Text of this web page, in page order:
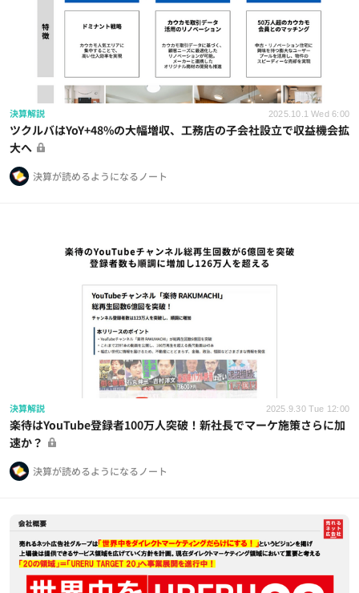
決算解説 2025.10.1 Wed 6:00
ツクルバはYoY+48%の大幅増収、工務店の子会社設立で収益機会拡
大へ
決算が読めるようになるノート
決算解説 2025.9.30 Tue 12:00
楽待はYouTube登録者100万人突破！新社長でマーケ施策さらに加
速か？
決算が読めるようになるノート